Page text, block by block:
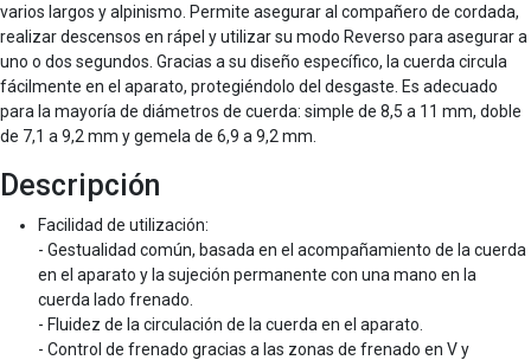
varios largos y alpinismo. Permite asegurar al compañero de cordada,
realizar descensos en rápel y utilizar su modo Reverso para asegurar a
uno o dos segundos. Gracias a su diseño específico, la cuerda circula
fácilmente en el aparato, protegiéndolo del desgaste. Es adecuado
para la mayoría de diámetros de cuerda: simple de 8,5 a 11 mm, doble
de 7,1 a 9,2 mm y gemela de 6,9 a 9,2 mm.
Descripción
Facilidad de utilización:
- Gestualidad común, basada en el acompañamiento de la cuerda
en el aparato y la sujeción permanente con una mano en la
cuerda lado frenado.
- Fluidez de la circulación de la cuerda en el aparato.
- Control de frenado gracias a las zonas de frenado en V y